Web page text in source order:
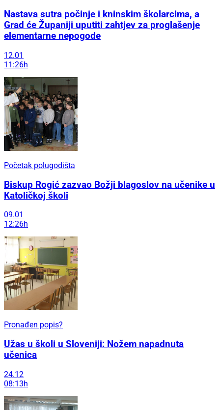
Nastava sutra počinje i kninskim školarcima, a
Grad će Županiji uputiti zahtjev za proglašenje
elementarne nepogode
12.01
11:26h
Početak polugodišta
Biskup Rogić zazvao Božji blagoslov na učenike u
Katoličkoj školi
09.01
12:26h
Pronađen popis?
Užas u školi u Sloveniji: Nožem napadnuta
učenica
24.12
08:13h